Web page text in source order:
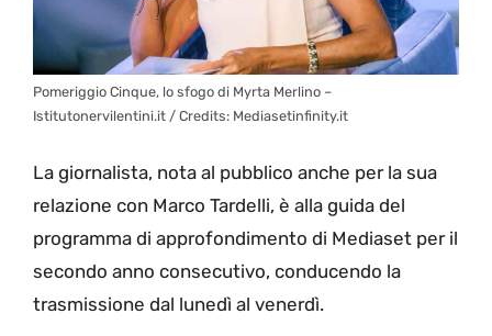
Pomeriggio Cinque, lo sfogo di Myrta Merlino –
Istitutonervilentini.it / Credits: Mediasetinfinity.it
La giornalista, nota al pubblico anche per la sua
relazione con Marco Tardelli, è alla guida del
programma di approfondimento di Mediaset per il
secondo anno consecutivo, conducendo la
trasmissione dal lunedì al venerdì.